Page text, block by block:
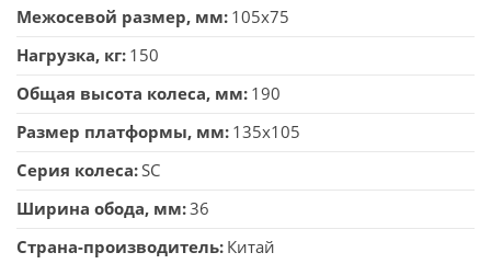
Межосевой размер, мм 105x75
Нагрузка, кг 150
Общая высота колеса, мм 190
Размер платформы, мм 135x105
Серия колеса SC
Ширина обода, мм 36
Страна-производитель Китай